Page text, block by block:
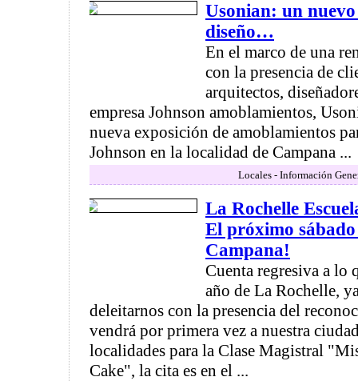
Usonian: un nuevo
diseño…
En el marco de una
con la presencia de
arquitectos,
empresa Johnson amoblamientos,
nueva exposición de amoblamientos
Johnson en la localidad de Campana ...
Locales - Información
La Rochelle
El próximo
Campana!
Cuenta regresiva a lo
año de La Rochelle,
deleitarnos con la presencia del
vendrá por primera vez a nuestra
localidades para la Clase Magistral
Cake", la cita es en el ...